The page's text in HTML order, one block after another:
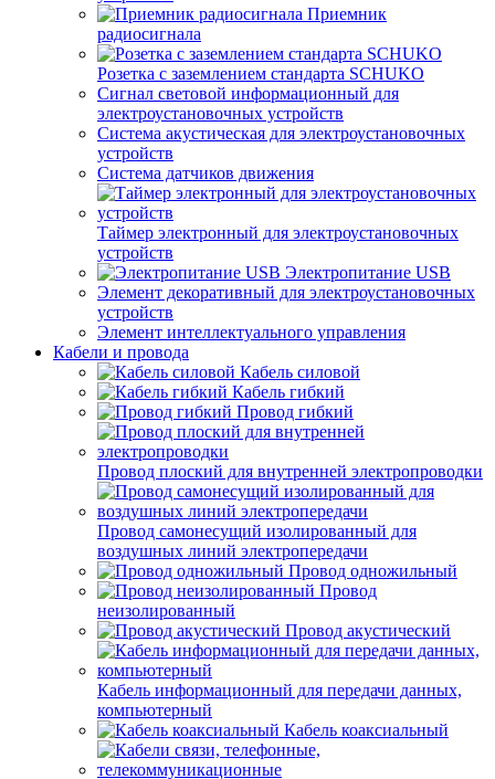
Приемник
радиосигнала
Розетка с заземлением стандарта SCHUKO
Сигнал световой информационный для
электроустановочных устройств
Система акустическая для электроустановочных
устройств
Система датчиков движения
Таймер электронный для электроустановочных
устройств
Электропитание USB
Элемент декоративный для электроустановочных
устройств
Элемент интеллектуального управления
Кабели и провода
Кабель силовой
Кабель гибкий
Провод гибкий
Провод плоский для внутренней электропроводки
Провод самонесущий изолированный для
воздушных линий электропередачи
Провод одножильный
Провод
неизолированный
Провод акустический
Кабель информационный для передачи данных,
компьютерный
Кабель коаксиальный